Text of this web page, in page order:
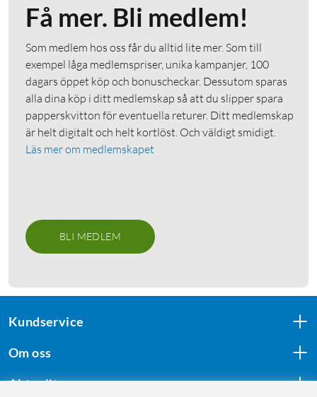
Få mer. Bli medlem!
Som medlem hos oss får du alltid lite mer. Som till
exempel låga medlemspriser, unika kampanjer, 100
dagars öppet köp och bonuscheckar. Dessutom sparas
alla dina köp i ditt medlemskap så att du slipper spara
papperskvitton för eventuella returer. Ditt medlemskap
är helt digitalt och helt kortlöst. Och väldigt smidigt.
Läs mer om medlemskapet
BLI MEDLEM
Kundservice
Om oss
Aktuellt